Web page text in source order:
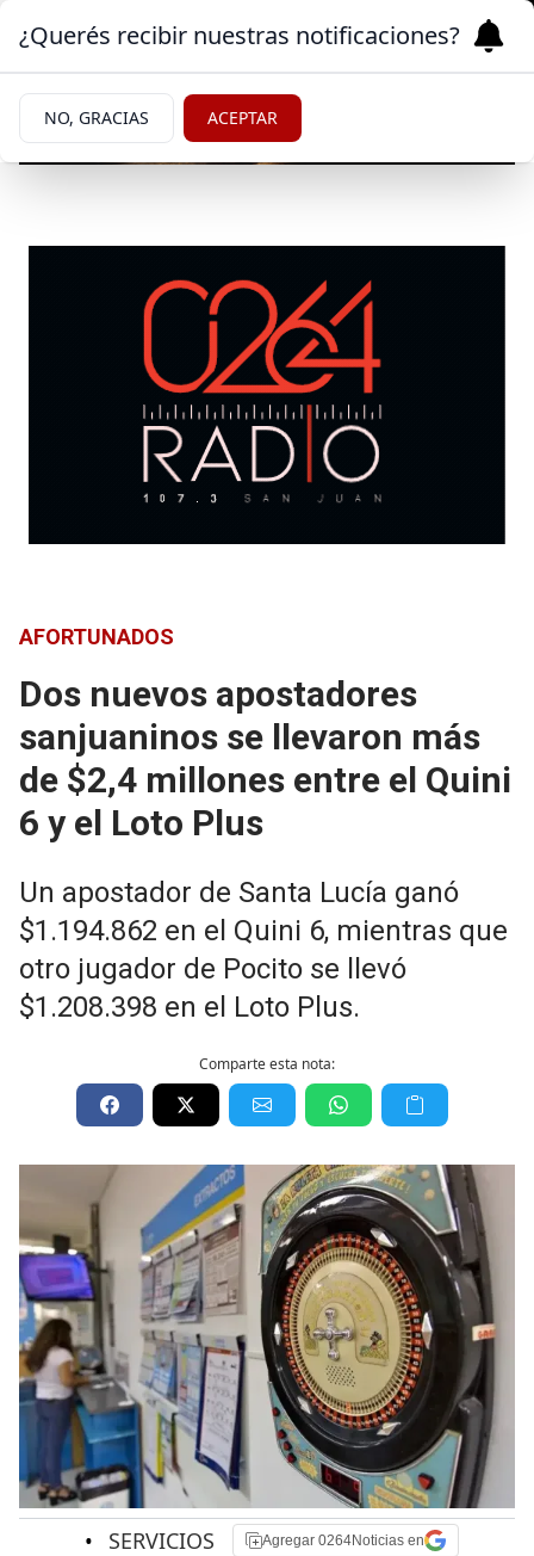
AFORTUNADOS
Dos nuevos apostadores
sanjuaninos se llevaron más
de $2,4 millones entre el Quini
6 y el Loto Plus
Un apostador de Santa Lucía ganó
$1.194.862 en el Quini 6, mientras que
otro jugador de Pocito se llevó
$1.208.398 en el Loto Plus.
Comparte esta nota:
• SERVICIOS Agregar 0264Noticias en
¿Querés recibir nuestras notificaciones?
NO, GRACIAS ACEPTAR